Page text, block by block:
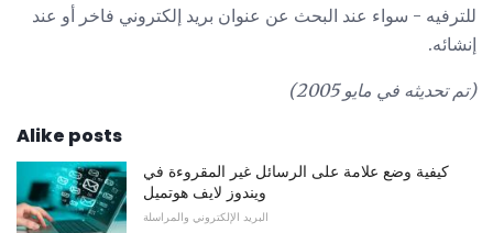
للترفيه - سواء عند البحث عن عنوان بريد إلكتروني فاخر أو عند
إنشائه.
(تم تحديثه في مايو 2005)
Alike posts
كيفية وضع علامة على الرسائل غير المقروءة في
ويندوز لايف هوتميل
البريد الإلكتروني والمراسلة